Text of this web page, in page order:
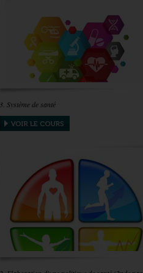
3. Système de santé